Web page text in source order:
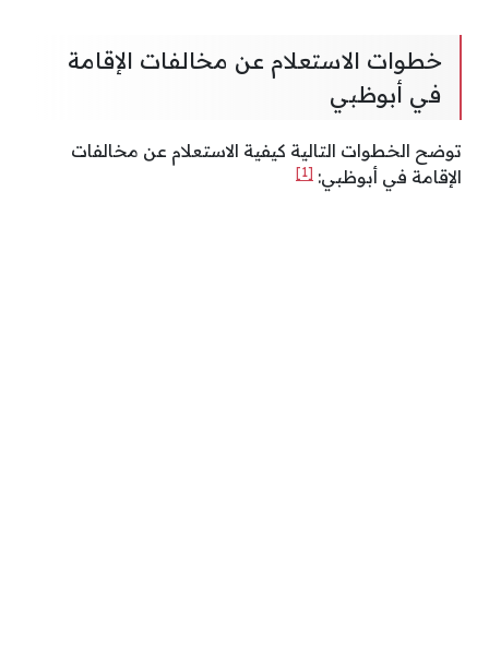
خطوات الاستعلام عن مخالفات الإقامة
في أبوظبي
توضح الخطوات التالية كيفية الاستعلام عن مخالفات
الإقامة في أبوظبي: [1]